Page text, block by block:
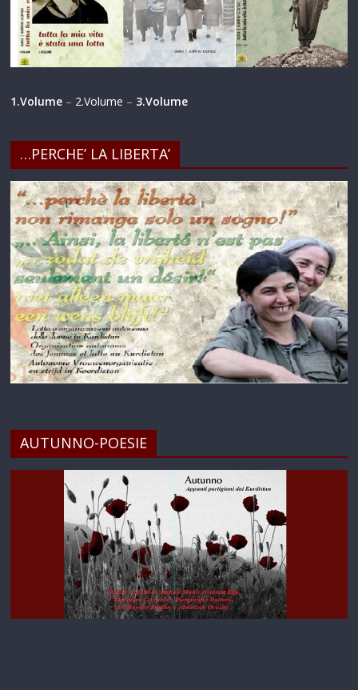
1.Volume – 2.Volume – 3.Volume
…PERCHE’ LA LIBERTA’
AUTUNNO-POESIE